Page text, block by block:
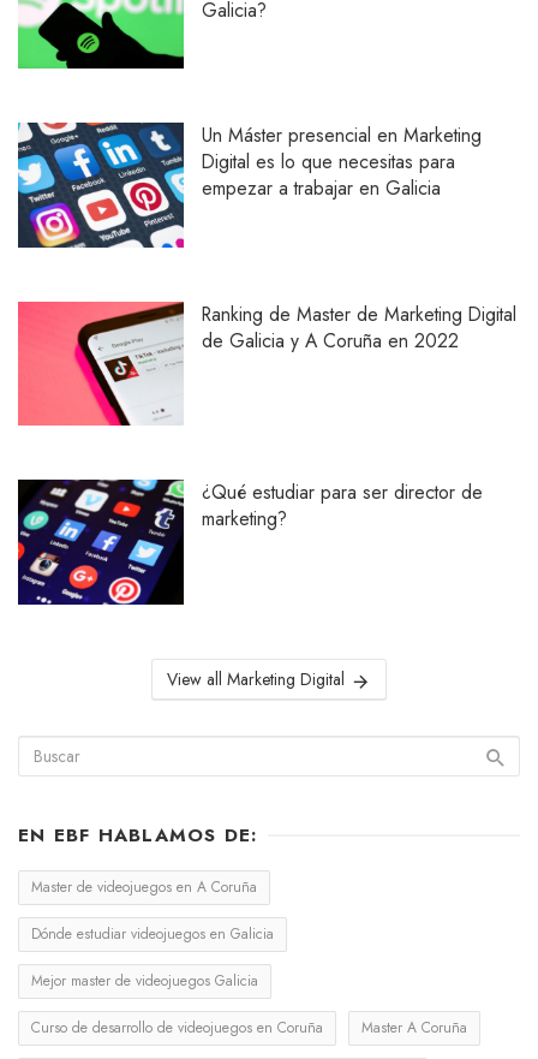
Galicia?
Un Máster presencial en Marketing
Digital es lo que necesitas para
empezar a trabajar en Galicia
Ranking de Master de Marketing Digital
de Galicia y A Coruña en 2022
¿Qué estudiar para ser director de
marketing?
View all Marketing Digital
EN EBF HABLAMOS DE:
Master de videojuegos en A Coruña
Dónde estudiar videojuegos en Galicia
Mejor master de videojuegos Galicia
Curso de desarrollo de videojuegos en Coruña Master A Coruña